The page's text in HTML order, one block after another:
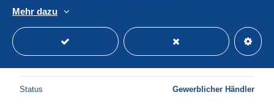
1912 Antarctic Chili (chile) Lettre (cover) Base Naval
Capitán Arturo Prat 14/4/1979
Status Gewerblicher Händler
Mehr dazu